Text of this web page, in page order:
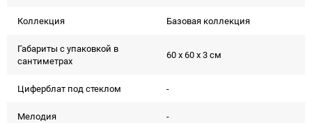
Коллекция Базовая коллекция
Габариты с упаковкой в
сантиметрах
60 x 60 x 3 см
Циферблат под стеклом -
Мелодия -